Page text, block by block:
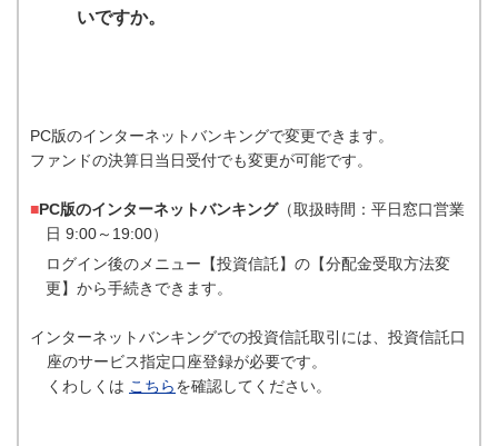
いですか。
PC版のインターネットバンキングで変更できます。
ファンドの決算日当日受付でも変更が可能です。
■PC版のインターネットバンキング（取扱時間：平日窓口営業
日 9:00～19:00）
ログイン後のメニュー【投資信託】の【分配金受取方法変
更】から手続きできます。
インターネットバンキングでの投資信託取引には、投資信託口
座のサービス指定口座登録が必要です。
くわしくは こちらを確認してください。